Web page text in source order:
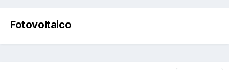
Fotovoltaico